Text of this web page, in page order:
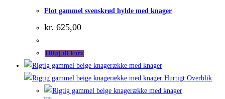
Flot gammel svenskrød hylde med knager
kr. 625,00
Tilføj til kurv
Hurtigt Overblik